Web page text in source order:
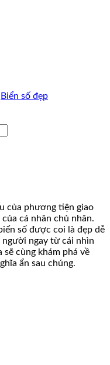
Biển số đẹp
₫.
của phương tiện giao
cá nhân chủ nhân.
số được coi là đẹp dễ
ngay từ cái nhìn
sẽ cùng khám phá về
ẩn sau chúng.